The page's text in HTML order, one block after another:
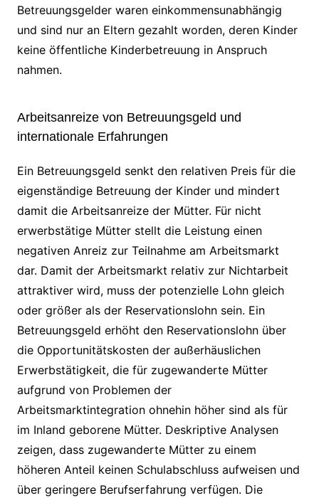
Betreuungsgelder waren einkommensunabhängig
und sind nur an Eltern gezahlt worden, deren Kinder
keine öffentliche Kinderbetreuung in Anspruch
nahmen.
Arbeitsanreize von Betreuungsgeld und
internationale Erfahrungen
Ein Betreuungsgeld senkt den relativen Preis für die
eigenständige Betreuung der Kinder und mindert
damit die Arbeitsanreize der Mütter. Für nicht
erwerbstätige Mütter stellt die Leistung einen
negativen Anreiz zur Teilnahme am Arbeitsmarkt
dar. Damit der Arbeitsmarkt relativ zur Nichtarbeit
attraktiver wird, muss der potenzielle Lohn gleich
oder größer als der Reservationslohn sein. Ein
Betreuungsgeld erhöht den Reservationslohn über
die Opportunitätskosten der außerhäuslichen
Erwerbstätigkeit, die für zugewanderte Mütter
aufgrund von Problemen der
Arbeitsmarktintegration ohnehin höher sind als für
im Inland geborene Mütter. Deskriptive Analysen
zeigen, dass zugewanderte Mütter zu einem
höheren Anteil keinen Schulabschluss aufweisen und
über geringere Berufserfahrung verfügen. Die